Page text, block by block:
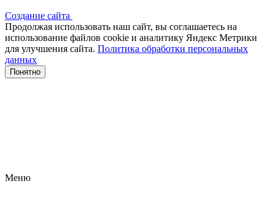
Создание сайта
Продолжая использовать наш сайт, вы соглашаетесь на
использование файлов сооkіе и аналитику Яндекс Метрики
для улучшения сайта. Политика обработки персональных
данных
Понятно
Меню